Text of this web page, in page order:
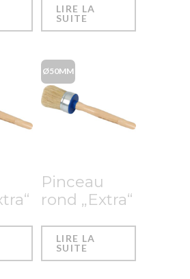
LIRE LA
SUITE
Pinceau
rond „Extra“
Ø50MM
LIRE LA
SUITE